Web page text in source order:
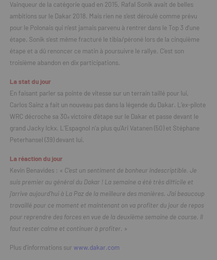
Vainqueur de la catégorie quad en 2015, Rafal Sonik avait de belles
ambitions sur le Dakar 2018. Mais rien ne s’est déroulé comme prévu
pour le Polonais qui n’est jamais parvenu à rentrer dans le Top 3 d’une
étape. Sonik s’est même fracturé le tibia/péroné lors de la cinquième
étape et a dû renoncer ce matin à poursuivre le rallye. C’est son
troisième abandon en dix participations.
La stat du jour
En faisant parler sa pointe de vitesse sur un terrain taillé pour lui,
Carlos Sainz a fait un nouveau pas dans la légende du Dakar. L’ex-pilote
WRC décroche sa 30e victoire d’étape sur le Dakar et passe devant le
grand Jacky Ickx. L’Espagnol n’a plus qu’Ari Vatanen (50) et Stéphane
Peterhansel (39) devant lui.
La réaction du jour
Kevin Benavides : « C’est un sentiment de bonheur indescriptible. Je
suis premier au général du Dakar ! La semaine a été très difficile et
j’arrive aujourd’hui à La Paz de la meilleure des manières. J’ai beaucoup
travaillé pour ce moment et maintenant on va profiter du jour de repos
pour reprendre des forces en vue de la deuxième semaine de course. Il
faut rester calme et continuer à profiter. »
Plus d’informations sur www.dakar.com